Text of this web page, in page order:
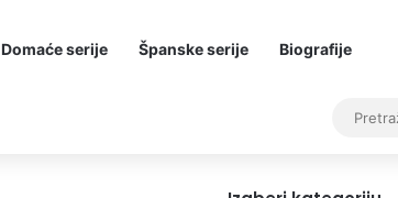
Domaće serije Španske serije Biografije